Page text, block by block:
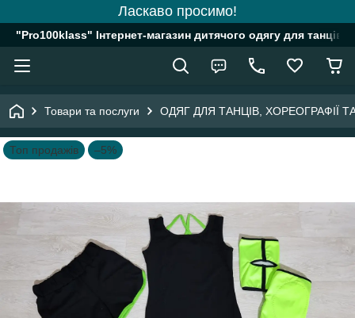
Ласкаво просимо!
"Pro100klass" Інтернет-магазин дитячого одягу для танців,
Товари та послуги ОДЯГ ДЛЯ ТАНЦІВ, ХОРЕОГРАФІЇ
Топ продажів –5%